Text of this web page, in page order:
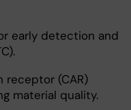
early detection and
receptor (CAR)
material quality.